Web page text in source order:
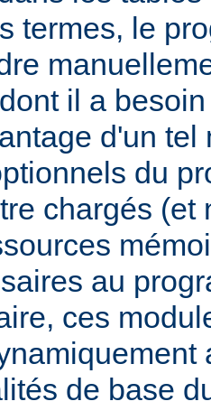
termes, le
il a
d'un
du
chargés (et
au
ces
de base